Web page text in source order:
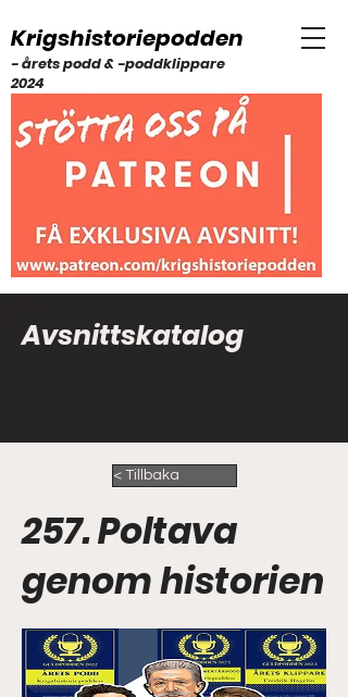
Krigshistoriepodden
- årets podd & -poddklippare
2024
Avsnittskatalog
< Tillbaka
257. Poltava
genom historien